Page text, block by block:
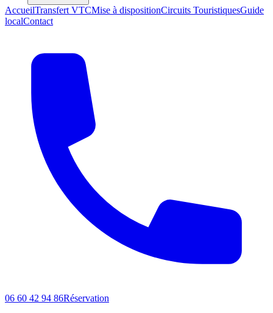
AccueilTransfert VTCMise à dispositionCircuits TouristiquesGuide
localContact
06 60 42 94 86Réservation